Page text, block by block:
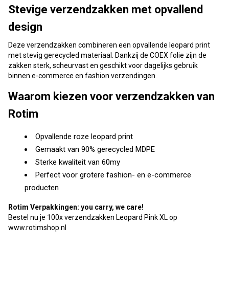
Stevige verzendzakken met opvallend
design
Deze verzendzakken combineren een opvallende leopard print
met stevig gerecycled materiaal. Dankzij de COEX folie zijn de
zakken sterk, scheurvast en geschikt voor dagelijks gebruik
binnen e-commerce en fashion verzendingen.
Waarom kiezen voor verzendzakken van
Rotim
Opvallende roze leopard print
Gemaakt van 90% gerecycled MDPE
Sterke kwaliteit van 60my
Perfect voor grotere fashion- en e-commerce
producten
Rotim Verpakkingen: you carry, we care!
Bestel nu je 100x verzendzakken Leopard Pink XL op
www.rotimshop.nl